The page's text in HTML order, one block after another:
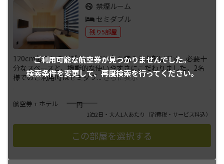
ご利用可能な航空券が見つかりませんでした。
検索条件を変更して、再度検索を行ってください。
禁煙ルーム
セミダブル
残り5部屋
120cm幅のセミダブルベッド1台を備えたお部屋です。必要十
分なスペースと、機能的な使いやすさにこだわりました。2名
様でのご利用時はセミダブ...さらに表示
航空券 + ホテル ――――円
1泊2日・大人1人あたり （消費税・サービス料込）